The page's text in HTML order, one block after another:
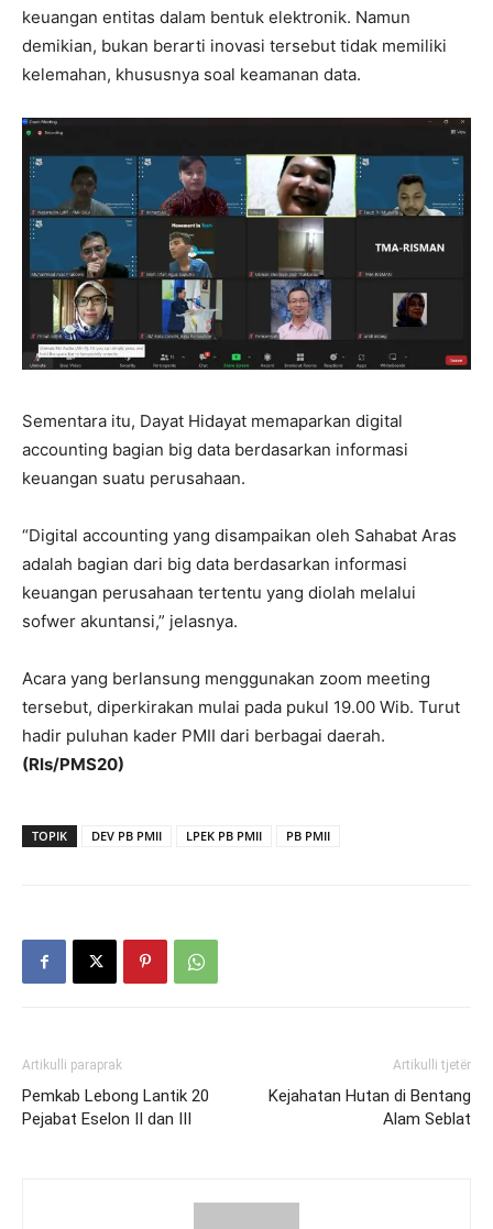
keuangan entitas dalam bentuk elektronik. Namun
demikian, bukan berarti inovasi tersebut tidak memiliki
kelemahan, khususnya soal keamanan data.
Sementara itu, Dayat Hidayat memaparkan digital
accounting bagian big data berdasarkan informasi
keuangan suatu perusahaan.
“Digital accounting yang disampaikan oleh Sahabat Aras
adalah bagian dari big data berdasarkan informasi
keuangan perusahaan tertentu yang diolah melalui
sofwer akuntansi,” jelasnya.
Acara yang berlansung menggunakan zoom meeting
tersebut, diperkirakan mulai pada pukul 19.00 Wib. Turut
hadir puluhan kader PMII dari berbagai daerah.
(Rls/PMS20)
TOPIK DEV PB PMII LPEK PB PMII PB PMII
Artikulli paraprak
Pemkab Lebong Lantik 20
Pejabat Eselon II dan III
Artikulli tjetër
Kejahatan Hutan di Bentang
Alam Seblat